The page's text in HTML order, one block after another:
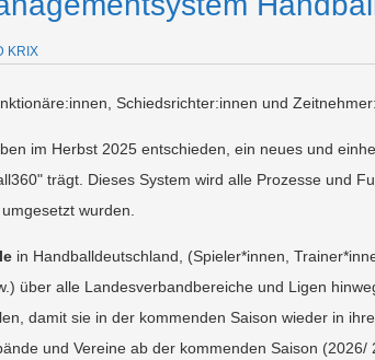
KRIX
Schiedsrichter:innen und
im Herbst 2025 entschieden, ein neues und
trägt. Dieses System wird alle Prozesse und
wurden.
in Handballdeutschland, (Spieler*innen,
über alle Landesverbandbereiche und Ligen
damit sie in der kommenden Saison wieder in
und Vereine ab der kommenden Saison